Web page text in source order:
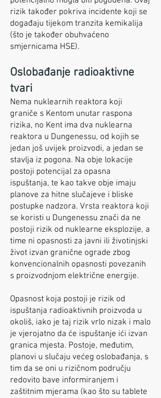
rizik također pokriva incidente koji se
događaju tijekom tranzita kemikalija
(što je također obuhvaćeno
smjernicama HSE).
Oslobađanje radioaktivne
tvari
Nema nuklearnih reaktora koji
graniče s Kentom unutar raspona
rizika, no Kent ima dva nuklearna
reaktora u Dungenessu, od kojih se
jedan još uvijek proizvodi, a jedan se
stavlja iz pogona. Na obje lokacije
postoji potencijal za opasna
ispuštanja, te kao takve obje imaju
planove za hitne slučajeve i bliske
postupke nadzora. Vrsta reaktora koji
se koristi u Dungenessu znači da ne
postoji rizik od nuklearne eksplozije, a
time ni opasnosti za javni ili životinjski
život izvan granične ograde zbog
konvencionalnih opasnosti povezanih
s proizvodnjom električne energije.
Opasnost koja postoji je rizik od
ispuštanja radioaktivnih proizvoda u
okoliš, iako je taj rizik vrlo nizak i malo
je vjerojatno da će ispuštanje ići izvan
granica mjesta. Postoje, međutim,
planovi u slučaju većeg oslobađanja, s
tim da se oni u rizičnom području
redovito bave informiranjem i
zaštitnim mjerama (kao što su tablete